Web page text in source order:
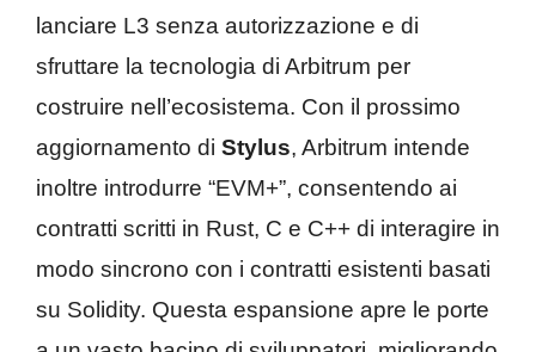
lanciare L3 senza autorizzazione e di
sfruttare la tecnologia di Arbitrum per
costruire nell’ecosistema. Con il prossimo
aggiornamento di Stylus, Arbitrum intende
inoltre introdurre “EVM+”, consentendo ai
contratti scritti in Rust, C e C++ di interagire in
modo sincrono con i contratti esistenti basati
su Solidity. Questa espansione apre le porte